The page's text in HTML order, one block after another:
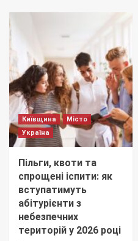
Київщина
Місто
Україна
Пільги, квоти та
спрощені іспити: як
вступатимуть
абітурієнти з
небезпечних
територій у 2026 році